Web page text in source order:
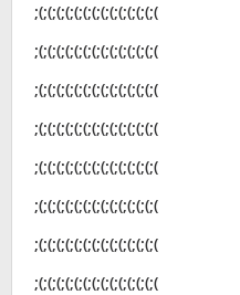
;(;(;(;(;(;(;(;(;(;(;(;(;(;(
;(;(;(;(;(;(;(;(;(;(;(;(;(;(
;(;(;(;(;(;(;(;(;(;(;(;(;(;(
;(;(;(;(;(;(;(;(;(;(;(;(;(;(
;(;(;(;(;(;(;(;(;(;(;(;(;(;(
;(;(;(;(;(;(;(;(;(;(;(;(;(;(
;(;(;(;(;(;(;(;(;(;(;(;(;(;(
;(;(;(;(;(;(;(;(;(;(;(;(;(;(